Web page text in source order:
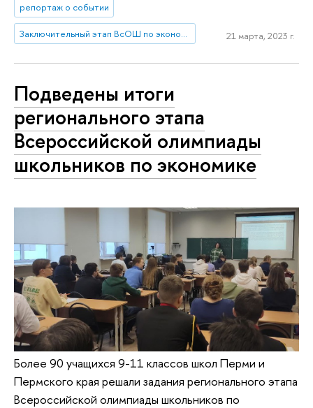
репортаж о событии
Заключительный этап ВсОШ по экономике 2023 – НИУ ВШЭ 21 марта, 2023 г.
Подведены итоги
регионального этапа
Всероссийской олимпиады
школьников по экономике
Более 90 учащихся 9-11 классов школ Перми и
Пермского края решали задания регионального этапа
Всероссийской олимпиады школьников по